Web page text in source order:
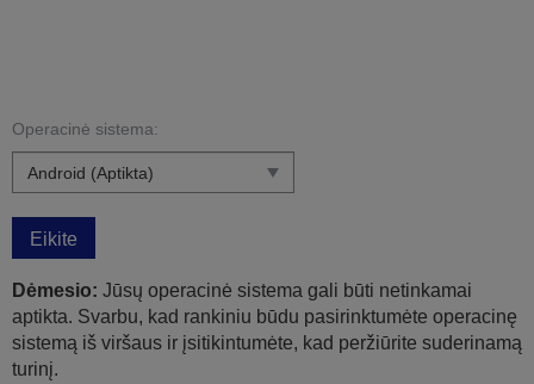
Operacinė sistema:
Eikite
Dėmesio: Jūsų operacinė sistema gali būti netinkamai
aptikta. Svarbu, kad rankiniu būdu pasirinktumėte operacinę
sistemą iš viršaus ir įsitikintumėte, kad peržiūrite suderinamą
turinį.